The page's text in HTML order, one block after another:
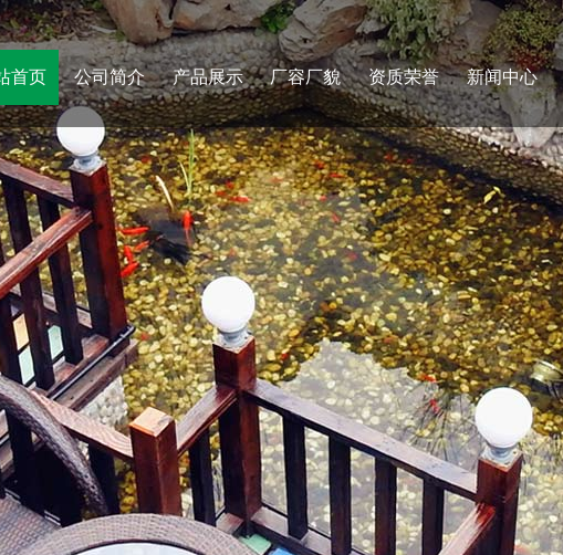
首页 公司简介 产品展示 厂容厂貌 资质荣誉 新闻中心